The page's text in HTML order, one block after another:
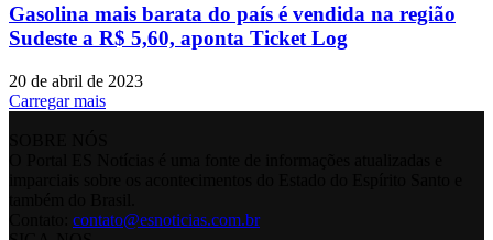
Gasolina mais barata do país é vendida na região
Sudeste a R$ 5,60, aponta Ticket Log
20 de abril de 2023
Carregar mais
contato@esnoticias.com.br